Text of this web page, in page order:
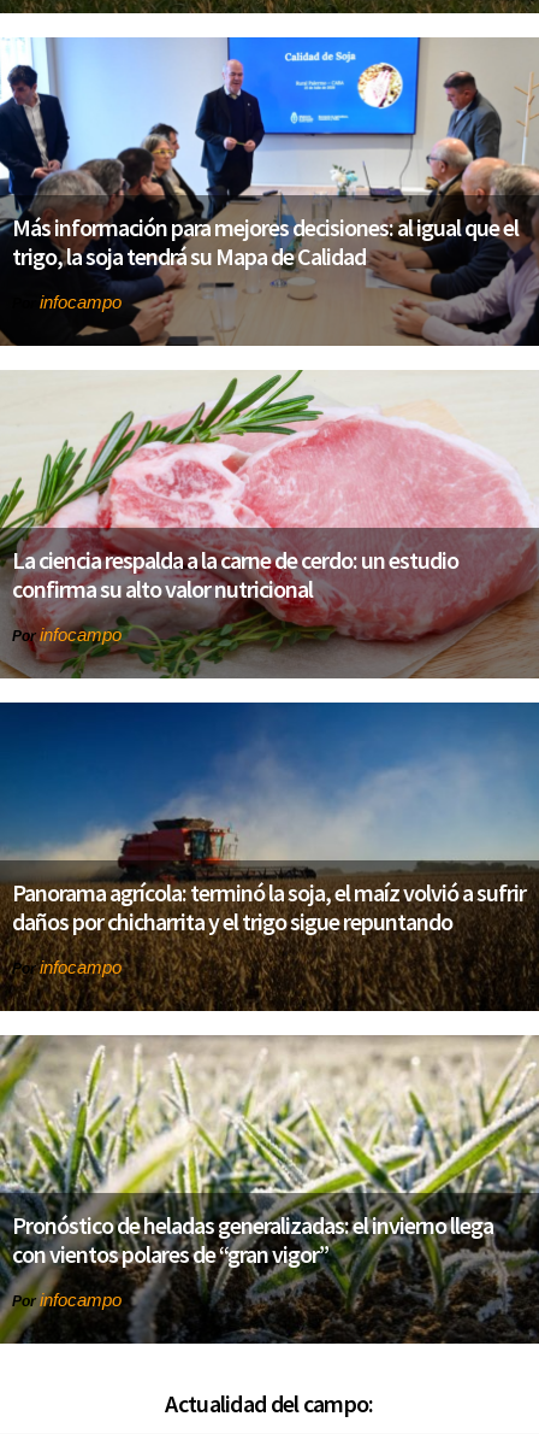
Más información para mejores decisiones: al igual que el
trigo, la soja tendrá su Mapa de Calidad
infocampo
La ciencia respalda a la carne de cerdo: un estudio
confirma su alto valor nutricional
Por infocampo
Panorama agrícola: terminó la soja, el maíz volvió a sufrir
daños por chicharrita y el trigo sigue repuntando
Porinfocampo
Pronóstico de heladas generalizadas: el invierno llega
con vientos polares de “gran vigor”
Por infocampo
Actualidad del campo: